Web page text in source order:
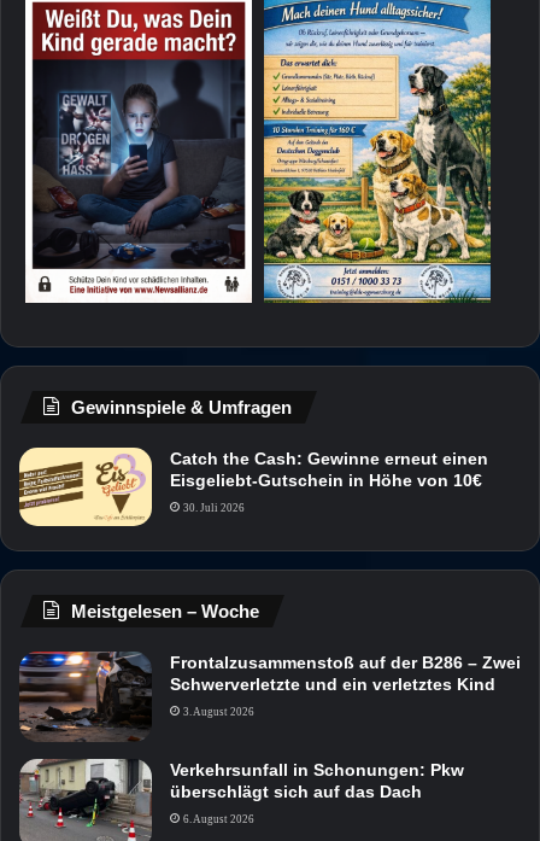
Gewinnspiele & Umfragen
Catch the Cash: Gewinne erneut einen
Eisgeliebt-Gutschein in Höhe von 10€
30. Juli 2026
Meistgelesen – Woche
Frontalzusammenstoß auf der B286 – Zwei
Schwerverletzte und ein verletztes Kind
3. August 2026
Verkehrsunfall in Schonungen: Pkw
überschlägt sich auf das Dach
6. August 2026